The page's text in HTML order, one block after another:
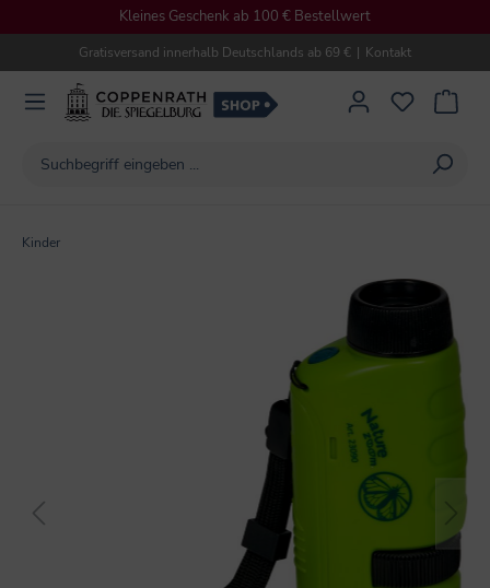
Kleines Geschenk ab 100 € Bestellwert
Gratisversand innerhalb Deutschlands ab 69 € | Kontakt
Kinder